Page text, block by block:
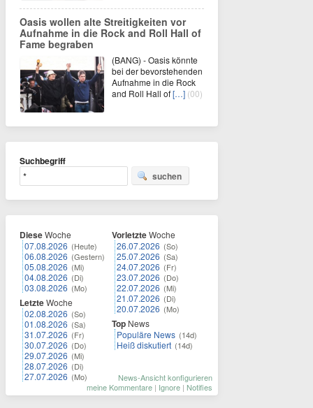
Oasis wollen alte Streitigkeiten vor
Aufnahme in die Rock and Roll Hall of
Fame begraben
(BANG) - Oasis könnte
bei der bevorstehenden
Aufnahme in die Rock
and Roll Hall of[…] (00)
Suchbegriff
suchen
DieseWoche
07.08.2026 (Heute)
06.08.2026 (Gestern)
05.08.2026 (Mi)
04.08.2026 (Di)
03.08.2026 (Mo)
LetzteWoche
02.08.2026 (So)
01.08.2026 (Sa)
31.07.2026 (Fr)
30.07.2026 (Do)
29.07.2026 (Mi)
28.07.2026 (Di)
27.07.2026 (Mo)
VorletzteWoche
26.07.2026 (So)
25.07.2026 (Sa)
24.07.2026 (Fr)
23.07.2026 (Do)
22.07.2026 (Mi)
21.07.2026 (Di)
20.07.2026 (Mo)
Top News
Populäre News (14d)
Heiß diskutiert (14d)
News-Ansicht konfigurieren
meine Kommentare | Ignore | Notifies